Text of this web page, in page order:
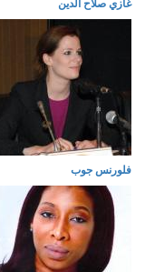
غازي صلاح الدين
فلورنس جوب